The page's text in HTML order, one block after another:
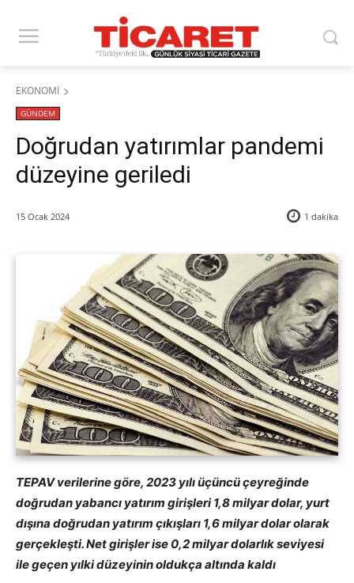
EKONOMİ
GÜNDEM
Doğrudan yatırımlar pandemi
düzeyine geriledi
15 Ocak 2024 1 dakika
TEPAV verilerine göre, 2023 yılı üçüncü çeyreğinde
doğrudan yabancı yatırım girişleri 1,8 milyar dolar, yurt
dışına doğrudan yatırım çıkışları 1,6 milyar dolar olarak
gerçekleşti. Net girişler ise 0,2 milyar dolarlık seviyesi
ile geçen yılki düzeyinin oldukça altında kaldı